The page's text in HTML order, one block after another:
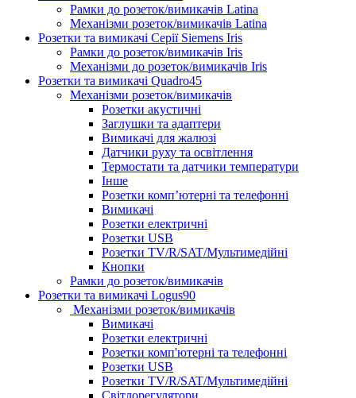
Рамки до розеток/вимикачів Latina
Механізми розеток/вимикачів Latina
Розетки та вимикачі Серії Siemens Iris
Рамки до розеток/вимикачів Iris
Механізми до розеток/вимикачів Iris
Розетки та вимикачі Quadro45
Механізми розеток/вимикачів
Розетки акустичні
Заглушки та адаптери
Вимикачі для жалюзі
Датчики руху та освітлення
Термостати та датчики температури
Інше
Розетки комп’ютерні та телефонні
Вимикачі
Розетки електричні
Розетки USB
Розетки TV/R/SAT/Мультимедійні
Кнопки
Рамки до розеток/вимикачів
Розетки та вимикачі Logus90
Механізми розеток/вимикачів
Вимикачі
Розетки електричні
Розетки комп'ютерні та телефонні
Розетки USB
Розетки TV/R/SAT/Мультимедійні
Світлорегулятори